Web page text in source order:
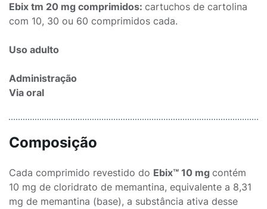
Ebix tm 20 mg comprimidos: cartuchos de cartolina
com 10, 30 ou 60 comprimidos cada.
Uso adulto
Administração
Via oral
Composição
Cada comprimido revestido do Ebix™ 10 mg contém
10 mg de cloridrato de memantina, equivalente a 8,31
mg de memantina (base), a substância ativa desse